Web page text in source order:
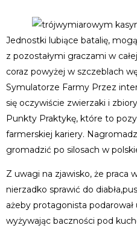
Jednostki lubiące batalię,
z pozostałymi graczami w
coraz powyżej w szczeblach
Symulatorze Farmy Przez
się oczywiście zwierzaki i
Punkty Praktykę, które to
farmerskiej kariery.
gromadzić po silosach w
Z uwagi na zjawisko, że praca
nierzadko sprawić do
ażeby protagonista
wyżywając baczności pod